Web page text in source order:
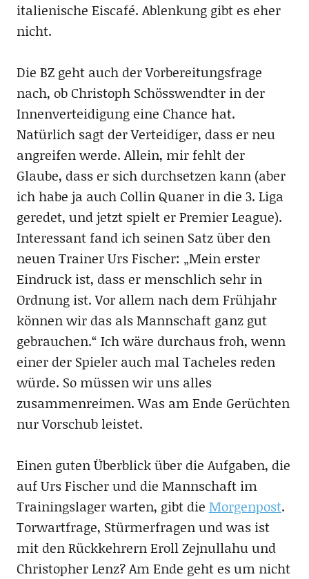
italienische Eiscafé. Ablenkung gibt es eher
nicht.
Die BZ geht auch der Vorbereitungsfrage
nach, ob Christoph Schösswendter in der
Innenverteidigung eine Chance hat.
Natürlich sagt der Verteidiger, dass er neu
angreifen werde. Allein, mir fehlt der
Glaube, dass er sich durchsetzen kann (aber
ich habe ja auch Collin Quaner in die 3. Liga
geredet, und jetzt spielt er Premier League).
Interessant fand ich seinen Satz über den
neuen Trainer Urs Fischer: „Mein erster
Eindruck ist, dass er menschlich sehr in
Ordnung ist. Vor allem nach dem Frühjahr
können wir das als Mannschaft ganz gut
gebrauchen.“ Ich wäre durchaus froh, wenn
einer der Spieler auch mal Tacheles reden
würde. So müssen wir uns alles
zusammenreimen. Was am Ende Gerüchten
nur Vorschub leistet.
Einen guten Überblick über die Aufgaben, die
auf Urs Fischer und die Mannschaft im
Trainingslager warten, gibt die Morgenpost.
Torwartfrage, Stürmerfragen und was ist
mit den Rückkehrern Eroll Zejnullahu und
Christopher Lenz? Am Ende geht es um nicht